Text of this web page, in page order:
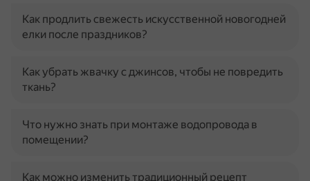
Как продлить свежесть искусственной новогодней
елки после праздников?
Как убрать жвачку с джинсов, чтобы не повредить
ткань?
Что нужно знать при монтаже водопровода в
помещении?
Как можно изменить традиционный рецепт